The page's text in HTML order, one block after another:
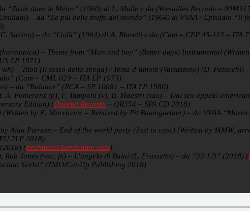
“Zazie dans le Métro” (1960) di L. Malle e da (Versailles Records –
– da “Le più belle truffe del mondo” (1964) di VVAA / Episodio “Il
Savina) – da “Liolà” (1964) di A. Blasetti e da (Cam – CEP 45-113 – ITA
– Theme from “Man and boy” (Better days) Instrumental
LP 1971)
wh) – Titoli (Il sesso della strega) / Tema d’amore (Variazione) (D.
(Cam – CML 029 – ITA LP 1973)
– da “Balance” (RCA – SP 10081 – ITA LP 1980)
A. Pomeranz (p), F. Tamponi (v), B. Maestri (sax) – Dal sex appeal
Edition) (Quartet Records – QR354 – SPA CD 2018)
by E. Morricone – Remixed by Pit Baumgartner) – da VVAA
by Alan Pierson – End of the world party (Just in case) (Written by MMW,
2LP 2018)
(freakmotel.bandcamp.com)
Jones (voc, fx) – L’angelo di Balai (L. Frassetto) – da “33 1/3” (2018) (
Scelsi” (TMO/Cut-Up Publishing 2018)